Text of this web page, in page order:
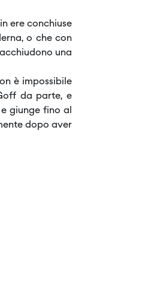
ere conchiuse
o che con
una
è impossibile
da parte, e
giunge fino al
dopo aver